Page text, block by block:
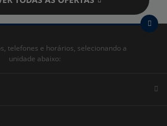
telefones e horários, selecionando a
unidade abaixo: